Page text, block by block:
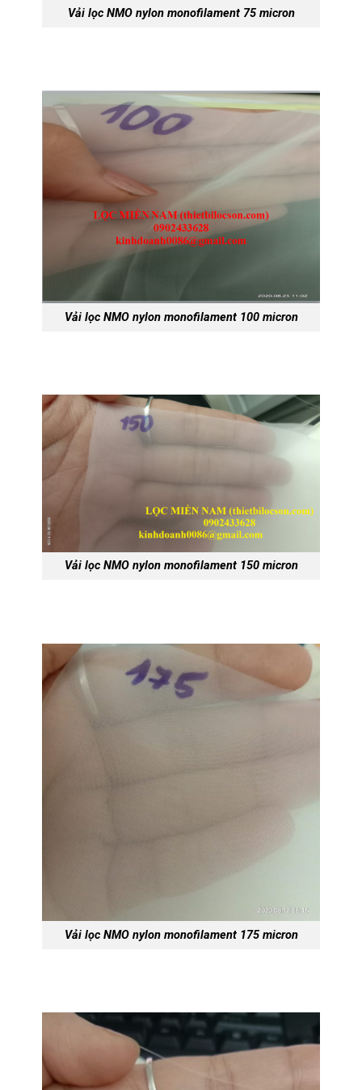
Vải lọc NMO nylon monofilament 75 micron
Vải lọc NMO nylon monofilament 100 micron
Vải lọc NMO nylon monofilament 150 micron
Vải lọc NMO nylon monofilament 175 micron